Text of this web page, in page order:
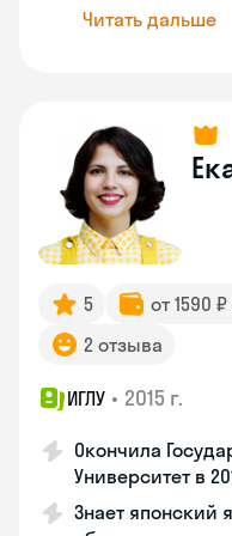
Читать дальше
5 от 1590
2 отзыва
ИГЛУ • 2015 г.
Окончила
Университет в
Знает японский